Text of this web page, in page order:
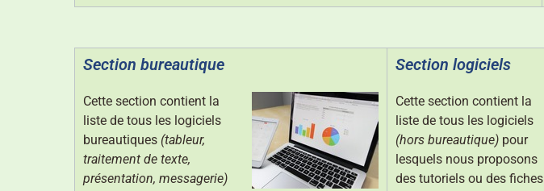
Section bureautique
Cette section contient la
liste de tous les logiciels
bureautiques (tableur,
traitement de texte,
présentation, messagerie)
Section logiciels
Cette section contient la
liste de tous les logiciels
(hors bureautique)pour
lesquels nous proposons
des tutoriels ou des fiches